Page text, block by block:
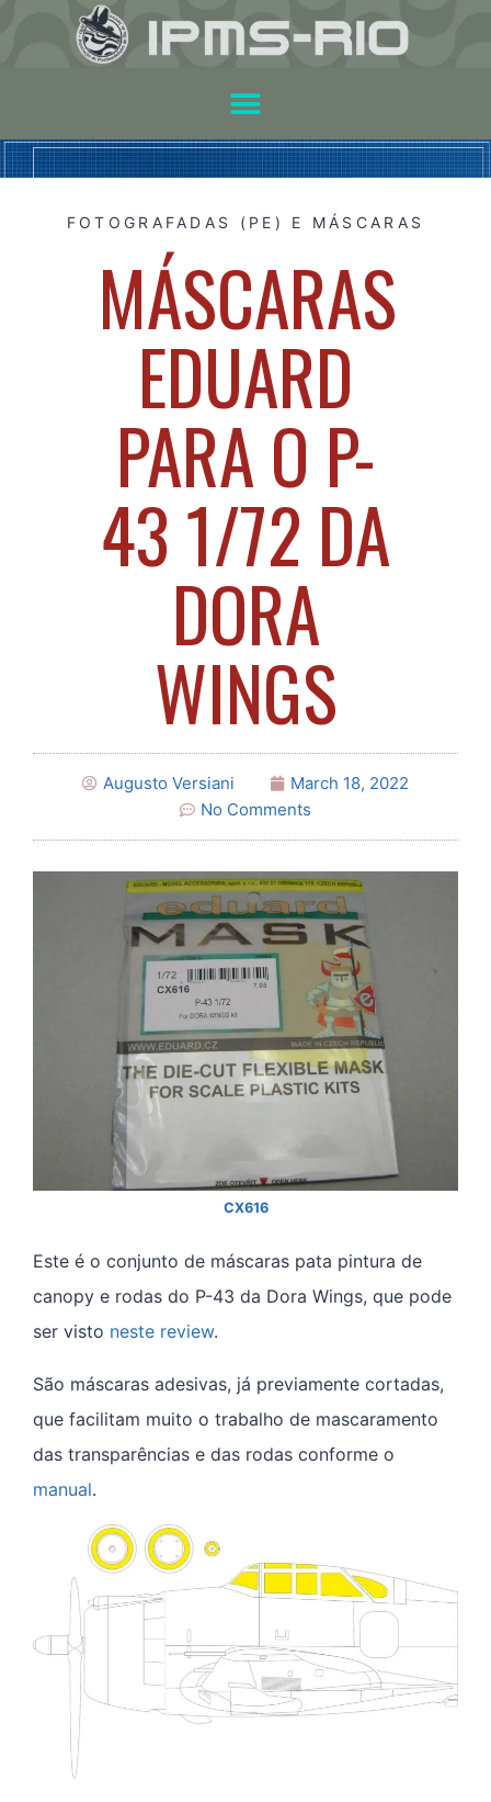
FOTOGRAFADAS (PE) E MÁSCARAS
MÁSCARAS
EDUARD
PARA O P-
43 1/72 DA
DORA
WINGS
Augusto Versiani
March 18, 2022
No Comments
CX616
Este é o conjunto de máscaras pata pintura de
canopy e rodas do P-43 da Dora Wings, que pode
ser visto neste review.
São máscaras adesivas, já previamente cortadas,
que facilitam muito o trabalho de mascaramento
das transparências e das rodas conforme o
manual.